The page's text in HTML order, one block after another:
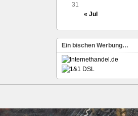
« Jul
31
Ein bischen Werbung…